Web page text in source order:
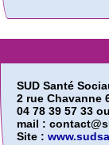
SUD Santé
2 rue Chavanne
04 78 39 57 33
mail :
Site :